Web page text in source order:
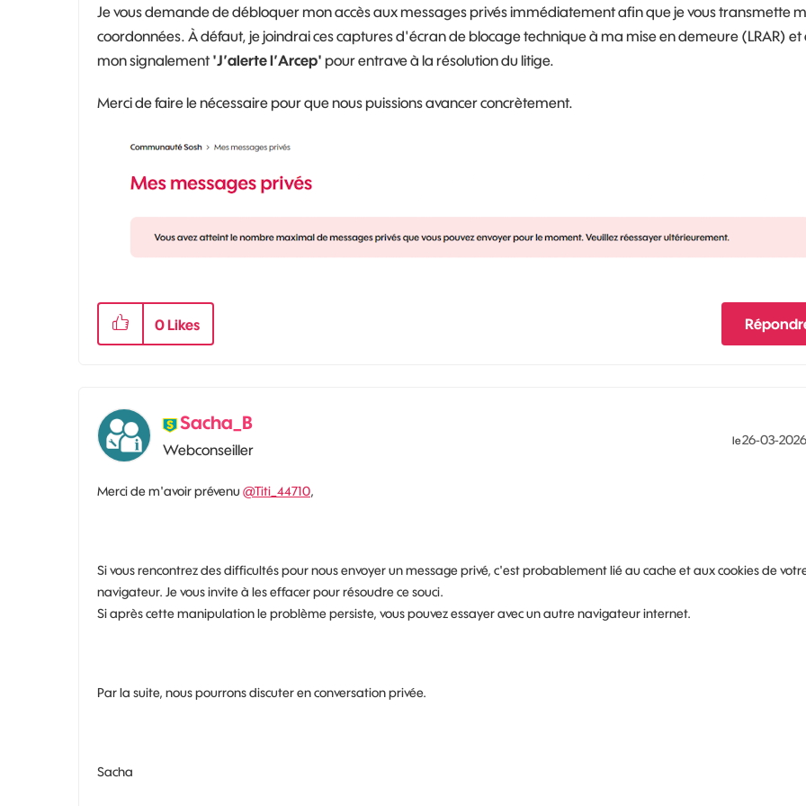
Je vous demande de débloquer mon accès aux messages privés immédiatement afin que je vous transmette
coordonnées. À défaut, je joindrai ces captures d'écran de blocage technique à ma mise en demeure (LRAR) et
mon signalement 'J’alerte l’Arcep' pour entrave à la résolution du litige.
Merci de faire le nécessaire pour que nous puissions avancer concrètement.
0 Likes
Sacha_B
Webconseiller
le‎26-03-2026
Merci de m'avoir prévenu @Titi_44710,
Si vous rencontrez des difficultés pour nous envoyer un message privé, c'est probablement lié au cache et aux cookies de
navigateur. Je vous invite à les effacer pour résoudre ce souci.
Si après cette manipulation le problème persiste, vous pouvez essayer avec un autre navigateur internet.
Par la suite, nous pourrons discuter en conversation privée.
Sacha